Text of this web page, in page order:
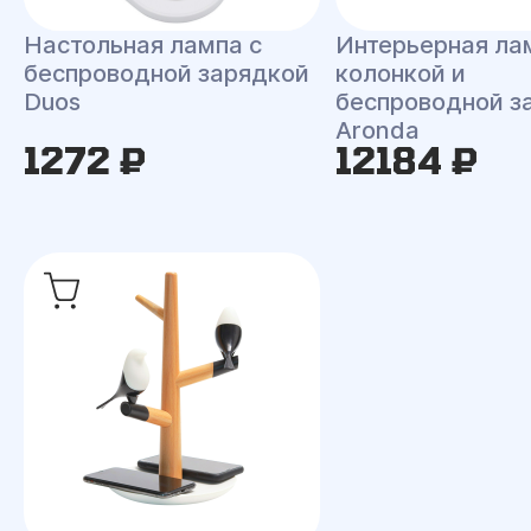
Настольная лампа с
беспроводной зарядкой
Duos
1272 ₽
Интерьерная
колонкой и
беспроводной
Aronda
12184 ₽